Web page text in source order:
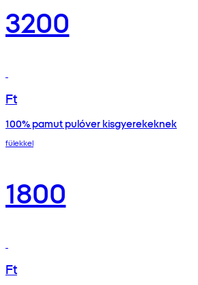
3200
Ft
100% pamut pulóver kisgyerekeknek
fülekkel
1800
Ft